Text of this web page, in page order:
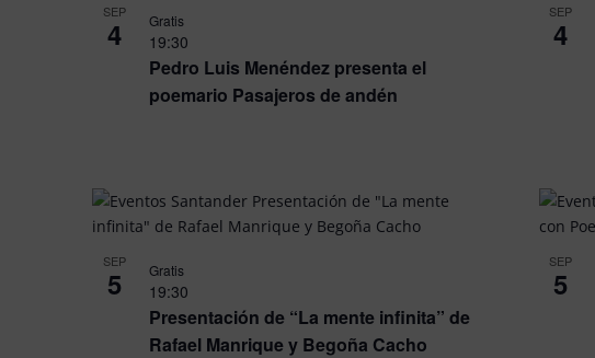
SEP
4
Pedro Luis Menéndez presenta el
poemario Pasajeros de andén
19:30
Gratis SEP
4
SEP
5
Presentación de “La mente infinita” de
Rafael Manrique y Begoña Cacho
19:30
Gratis SEP
5